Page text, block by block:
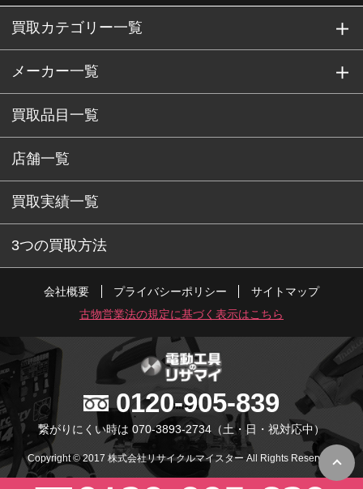
買取カテゴリー一覧
メーカー一覧
買取品目一覧
店舗一覧
買取実績一覧
3つの買取方法
会社概要 プライバシーポリシー
サイトマップ
古物営業法の規定に基づく表示はこちら
0120-905-839
繋がりにくい時は 070-3893-2734 （土・日・祝対応中）
Copyright © 2017 株式会社リサイクルマイスター All Rights Reserved.